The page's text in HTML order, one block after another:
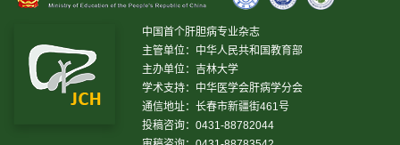
中国首个肝胆病专业杂志
主管单位：中华人民共和国教育部
主办单位：吉林大学
学术支持：中华医学会肝病学分会
通信地址：长春市新疆街461号
投稿咨询：0431-88782044